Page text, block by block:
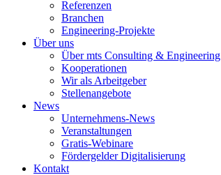
Referenzen
Branchen
Engineering-Projekte
Über uns
Über mts Consulting & Engineering
Kooperationen
Wir als Arbeitgeber
Stellenangebote
News
Unternehmens-News
Veranstaltungen
Gratis-Webinare
Fördergelder Digitalisierung
Kontakt